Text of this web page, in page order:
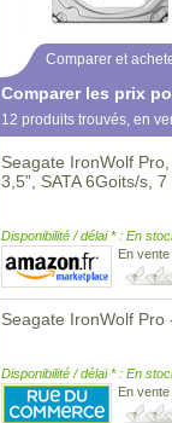
Comparer et
Comparer les prix
12 produits trouvés, en
Seagate IronWolf
3,5”, SATA 6Goits/s,
Disponibilité / délai * : En
En
Seagate IronWolf Pro
Disponibilité / délai * : En
En